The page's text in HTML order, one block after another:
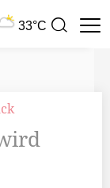
33°C
Suchbegriff